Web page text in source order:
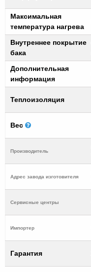
Максимальная
температура нагрева
Внутреннее покрытие
бака
Дополнительная
информация
Теплоизоляция
Вес
Производитель
Адрес завода изготовителя
Cервисные центры
Импортер
Гарантия